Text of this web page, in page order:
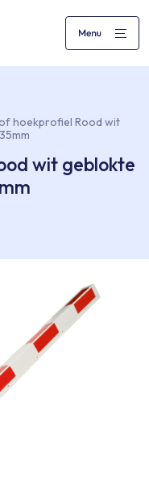
hoekprofiel Rood wit
wit geblokte